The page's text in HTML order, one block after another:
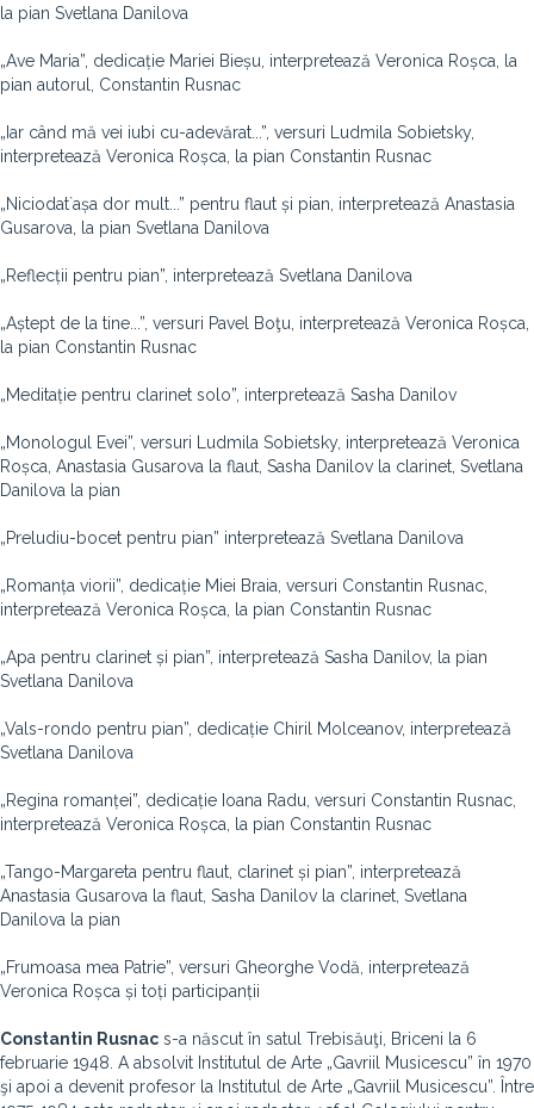
la pian Svetlana Danilova
„Ave Maria”, dedicație Mariei Bieșu, interpretează Veronica Roșca, la
pian autorul, Constantin Rusnac
„Iar când mă vei iubi cu-adevărat...”, versuri Ludmila Sobietsky,
interpretează Veronica Roșca, la pian Constantin Rusnac
„Niciodat`așa dor mult...” pentru flaut și pian, interpretează Anastasia
Gusarova, la pian Svetlana Danilova
„Reflecții pentru pian”, interpretează Svetlana Danilova
„Aștept de la tine...”, versuri Pavel Boţu, interpretează Veronica Roșca,
la pian Constantin Rusnac
„Meditație pentru clarinet solo”, interpretează Sasha Danilov
„Monologul Evei”, versuri Ludmila Sobietsky, interpretează Veronica
Roșca, Anastasia Gusarova la flaut, Sasha Danilov la clarinet, Svetlana
Danilova la pian
„Preludiu-bocet pentru pian” interpretează Svetlana Danilova
„Romanța viorii”, dedicație Miei Braia, versuri Constantin Rusnac,
interpretează Veronica Roșca, la pian Constantin Rusnac
„Apa pentru clarinet și pian”, interpretează Sasha Danilov, la pian
Svetlana Danilova
„Vals-rondo pentru pian”, dedicație Chiril Molceanov, interpretează
Svetlana Danilova
„Regina romanței”, dedicație Ioana Radu, versuri Constantin Rusnac,
interpretează Veronica Roșca, la pian Constantin Rusnac
„Tango-Margareta pentru flaut, clarinet și pian”, interpretează
Anastasia Gusarova la flaut, Sasha Danilov la clarinet, Svetlana
Danilova la pian
„Frumoasa mea Patrie”, versuri Gheorghe Vodă, interpretează
Veronica Roșca și toți participanții
Constantin Rusnac s-a născut în satul Trebisăuţi, Briceni la 6
februarie 1948. A absolvit Institutul de Arte „Gavriil Musicescu” în 1970
şi apoi a devenit profesor la Institutul de Arte „Gavriil Musicescu”. Între